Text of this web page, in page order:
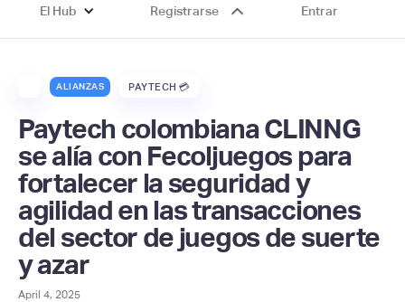
El Hub Registrarse Entrar
ALIANZAS PAYTECH 💳
Paytech colombiana CLINNG
se alía con Fecoljuegos para
fortalecer la seguridad y
agilidad en las transacciones
del sector de juegos de suerte
y azar
April 4, 2025